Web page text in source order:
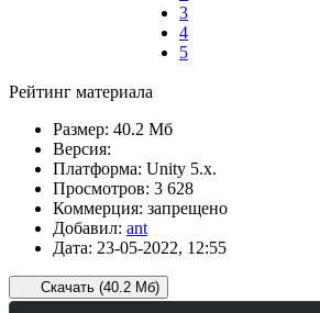
3
4
5
Рейтинг материала
Размер: 40.2 Мб
Версия:
Платформа: Unity 5.x.
Просмотров: 3 628
Коммерция: запрещено
Добавил: ant
Дата: 23-05-2022, 12:55
Скачать (40.2 Мб)